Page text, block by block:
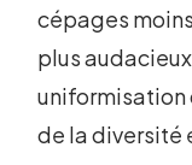
cépages
plus
uniformisation
de la diversité